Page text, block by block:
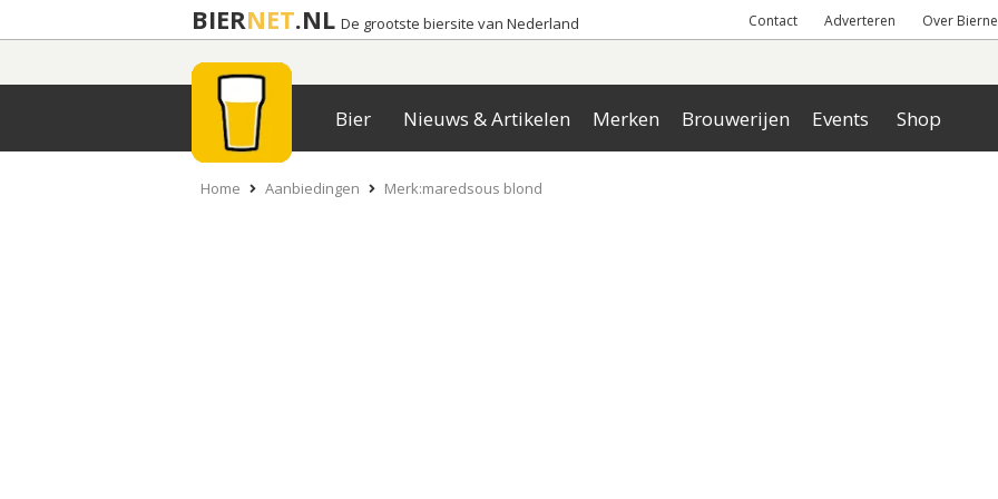
BIERNET.NL De grootste biersite van Nederland Contact Adverteren Over
Bier Nieuws & Artikelen Merken Brouwerijen Events Shop
Home Aanbiedingen Merk:maredsous blond